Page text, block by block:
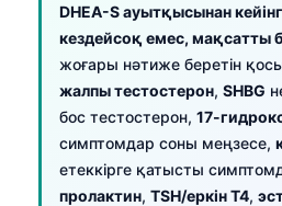
DHEA-S ауытқысынан
кездейсоқ емес, мақсатты
жоғары нәтиже беретін
жалпы тестостерон, SHBG
бос тестостерон, 17-
симптомдар соны меңзесе,
етеккірге қатысты
пролактин, TSH/еркін T4, עִבְרִית
Italiano
Español
Português
Ελληνικά
Türkçe